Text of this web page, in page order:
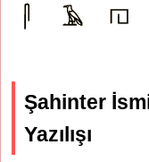
Şahinter
Yazılışı